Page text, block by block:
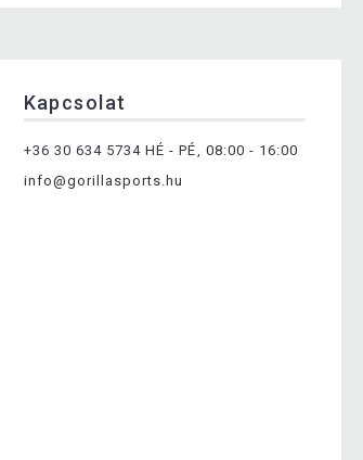
Kapcsolat
+36 30 634 5734 HÉ - PÉ, 08:00 - 16:00
info@gorillasports.hu